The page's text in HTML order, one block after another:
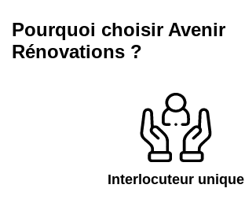
Pourquoi choisir Avenir
Rénovations ?
Interlocuteur unique